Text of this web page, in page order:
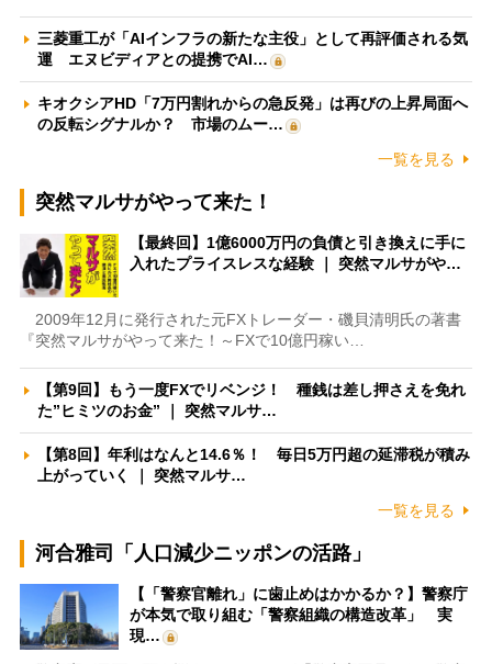
三菱重工が「AIインフラの新たな主役」として再評価される気
運 エヌビディアとの提携でAI…
キオクシアHD「7万円割れからの急反発」は再びの上昇局面へ
の反転シグナルか？ 市場のムー…
一覧を見る
突然マルサがやって来た！
【最終回】1億6000万円の負債と引き換えに手に
入れたプライスレスな経験 ｜ 突然マルサがや…
2009年12月に発行された元FXトレーダー・磯貝清明氏の著書
『突然マルサがやって来た！～FXで10億円稼い…
【第9回】もう一度FXでリベンジ！ 種銭は差し押さえを免れ
た”ヒミツのお金” ｜ 突然マルサ…
【第8回】年利はなんと14.6％！ 毎日5万円超の延滞税が積み
上がっていく ｜ 突然マルサ…
一覧を見る
河合雅司「人口減少ニッポンの活路」
【「警察官離れ」に歯止めはかかるか？】警察庁
が本気で取り組む「警察組織の構造改革」 実
現…